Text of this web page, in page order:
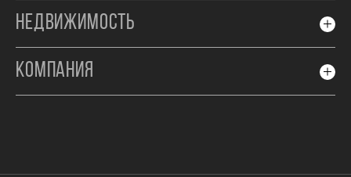
НЕДВИЖИМОСТЬ
КОМПАНИЯ